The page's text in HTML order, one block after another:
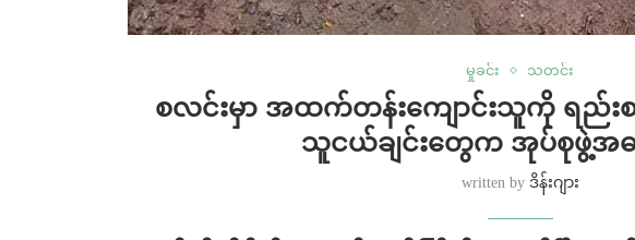
မှုခင်း သတင်း
စလင်းမှာ အထက်တန်းကျောင်းသူကို ရည်းစာ
သူငယ်ချင်းတွေက အုပ်စုဖွဲ့အဓမ္
written by ဒိန်းဂျား